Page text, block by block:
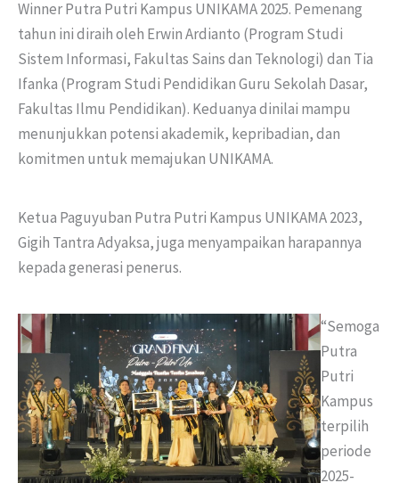
Winner Putra Putri Kampus UNIKAMA 2025. Pemenang
tahun ini diraih oleh Erwin Ardianto (Program Studi
Sistem Informasi, Fakultas Sains dan Teknologi) dan Tia
Ifanka (Program Studi Pendidikan Guru Sekolah Dasar,
Fakultas Ilmu Pendidikan). Keduanya dinilai mampu
menunjukkan potensi akademik, kepribadian, dan
komitmen untuk memajukan UNIKAMA.
Ketua Paguyuban Putra Putri Kampus UNIKAMA 2023,
Gigih Tantra Adyaksa, juga menyampaikan harapannya
kepada generasi penerus.
“Semoga
Putra
Putri
Kampus
terpilih
periode
2025-